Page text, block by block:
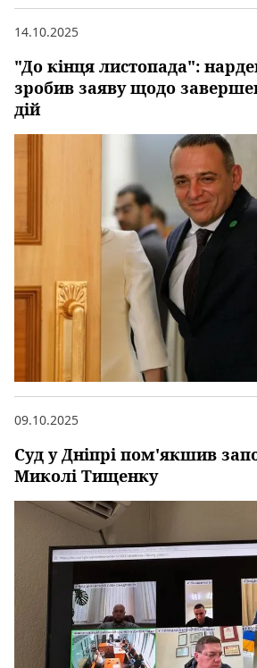
"До кінця листопада":
зробив заяву щодо
дій
14.10.2025
Суд у Дніпрі пом'якшив
Миколі Тищенку
09.10.2025